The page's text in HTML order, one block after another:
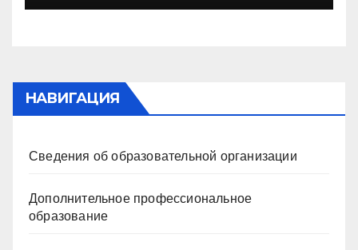
НАВИГАЦИЯ
Сведения об образовательной организации
Дополнительное профессиональное
образование